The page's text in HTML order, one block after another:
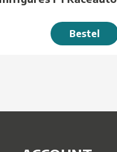
Bestel